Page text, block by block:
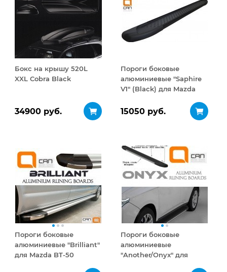
Бокс на крышу 520L
XXL Cobra Black
34900 руб.
Пороги боковые
алюминиевые "Saphire
V1" (Black) для Mazda
15050 руб.
Пороги боковые
алюминиевые "Brilliant"
для Mazda BT-50
Пороги боковые
алюминиевые
"Another/Onyx" для